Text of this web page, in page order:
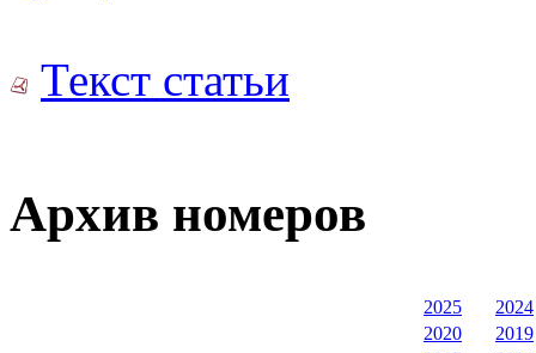
Текст статьи
Архив номеров
2025
2024
2020
2019